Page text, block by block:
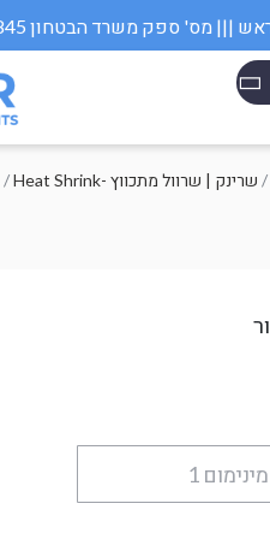
/ Heat Shrink- שרינק | שרוול מתכווץ /